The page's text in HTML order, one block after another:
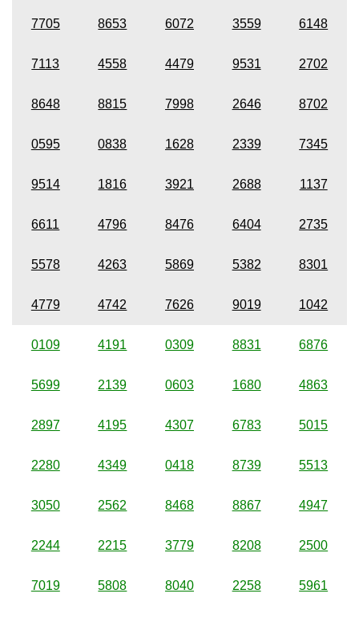
7705 8653 6072 3559 6148
7113 4558 4479 9531 2702
8648 8815 7998 2646 8702
0595 0838 1628 2339 7345
9514 1816 3921 2688 1137
6611 4796 8476 6404 2735
5578 4263 5869 5382 8301
4779 4742 7626 9019 1042
0109 4191 0309 8831 6876
5699 2139 0603 1680 4863
2897 4195 4307 6783 5015
2280 4349 0418 8739 5513
3050 2562 8468 8867 4947
2244 2215 3779 8208 2500
7019 5808 8040 2258 5961